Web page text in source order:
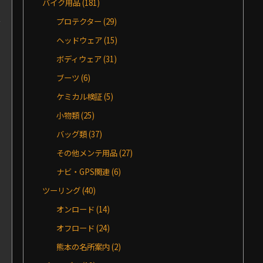
プロテクター(29)
ヘッドウェア(15)
ボディウェア(31)
ブーツ(6)
ケミカル検証(5)
小物類(25)
バッグ類(37)
その他メンテ用品(27)
ナビ・GPS関連(6)
ツーリング(40)
オンロード(14)
オフロード(24)
熊本の名所案内(2)